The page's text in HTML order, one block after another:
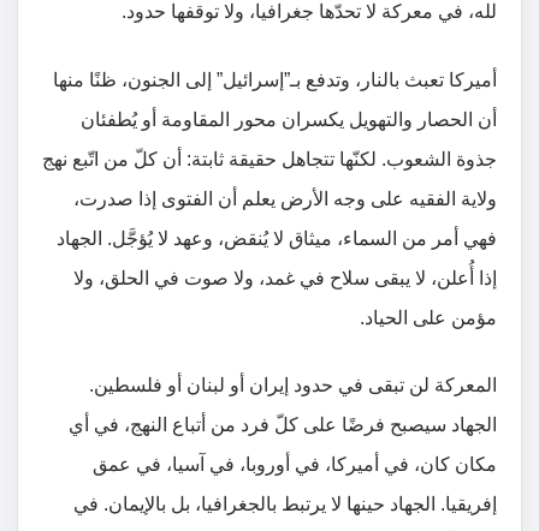
لله، في معركة لا تحدّها جغرافيا، ولا توقفها حدود.
أميركا تعبث بالنار، وتدفع بـ”إسرائيل” إلى الجنون، ظنًا منها
أن الحصار والتهويل يكسران محور المقاومة أو يُطفئان
جذوة الشعوب. لكنّها تتجاهل حقيقة ثابتة: أن كلّ من اتّبع نهج
ولاية الفقيه على وجه الأرض يعلم أن الفتوى إذا صدرت،
فهي أمر من السماء، ميثاق لا يُنقض، وعهد لا يُؤجَّل. الجهاد
إذا أُعلن، لا يبقى سلاح في غمد، ولا صوت في الحلق، ولا
مؤمن على الحياد.
المعركة لن تبقى في حدود إيران أو لبنان أو فلسطين.
الجهاد سيصبح فرضًا على كلّ فرد من أتباع النهج، في أي
مكان كان، في أميركا، في أوروبا، في آسيا، في عمق
إفريقيا. الجهاد حينها لا يرتبط بالجغرافيا، بل بالإيمان. في